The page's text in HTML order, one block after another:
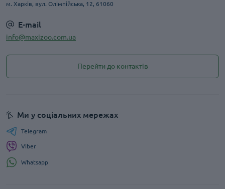
м. Харків, вул. Олімпійська, 12, 61060
E-mail
info@maxizoo.com.ua
Перейти до контактів
Ми у соціальних мережах
Telegram
Viber
Whatsapp